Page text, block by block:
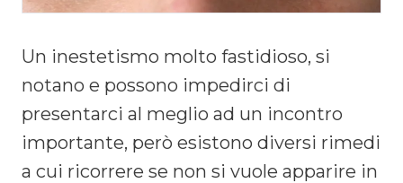
Un inestetismo molto fastidioso, si
notano e possono impedirci di
presentarci al meglio ad un incontro
importante, però esistono diversi rimedi
a cui ricorrere se non si vuole apparire in